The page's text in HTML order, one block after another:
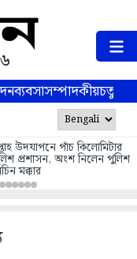
ব্যবসাসম্পাদকীয়
উদযাপনে পাঁচ কিলোমিটার
প্রশাসন, অংশ নিলেন পুলিশ
মক্কার